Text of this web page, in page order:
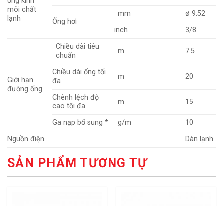
môi chất
lạnh
Ống hơi
mm
ø 9.52
inch
3/8
Giới hạn
đường ống
Chiều dài tiêu
chuẩn
m 7.5
Chiều dài ống tối
đa
m 20
Chênh lệch độ
cao tối đa
m 15
Ga nạp bổ sung * g/m
10
Nguồn điện
Dàn lạnh
SẢN PHẨM TƯƠNG TỰ